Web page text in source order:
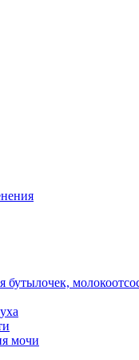
бутылочек,
мочи